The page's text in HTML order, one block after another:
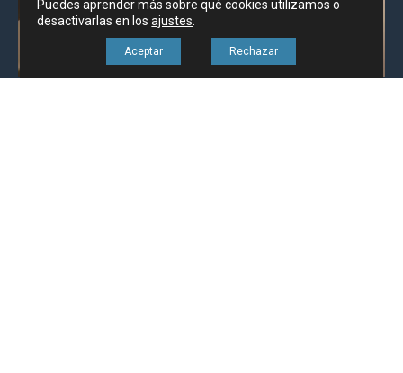
Puedes aprender más sobre qué cookies utilizamos o
desactivarlas en losajustes
Aceptar Rechazar